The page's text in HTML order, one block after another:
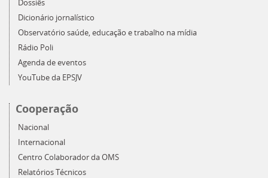
Dossiês
Dicionário jornalístico
Observatório saúde, educação e trabalho na mídia
Rádio Poli
Agenda de eventos
YouTube da EPSJV
Cooperação
Nacional
Internacional
Centro Colaborador da OMS
Relatórios Técnicos